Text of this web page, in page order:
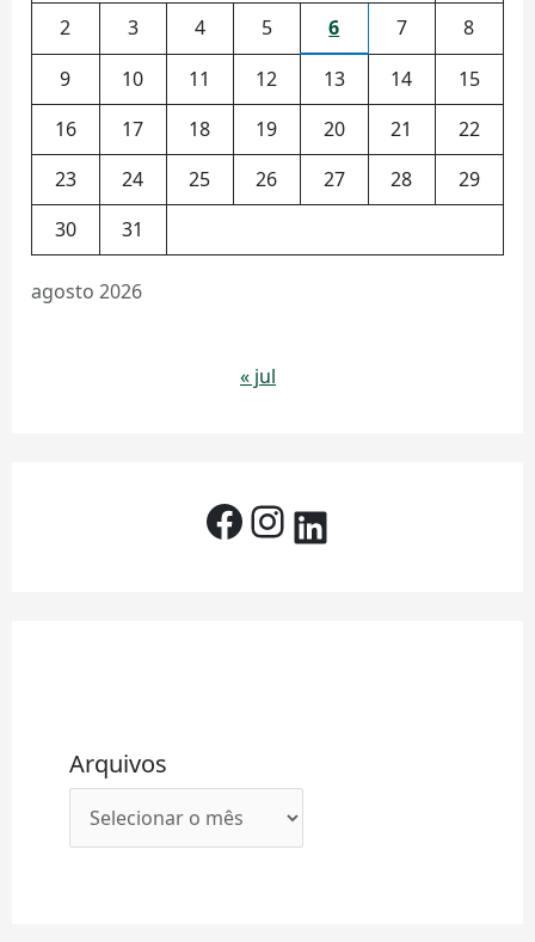
agosto 2026
2
3 4 5 6 7
8
9
10 11 12 13 14
15
16
17 18 19 20 21
22
23
24 25 26 27 28
29
30
31
« jul
Arquivos